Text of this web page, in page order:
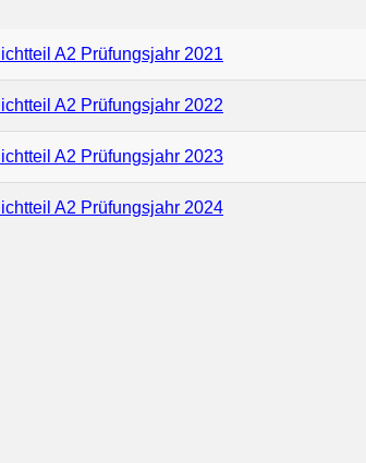
A2 Prüfungsjahr 2021
A2 Prüfungsjahr 2022
A2 Prüfungsjahr 2023
A2 Prüfungsjahr 2024